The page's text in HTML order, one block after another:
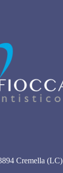
Cremella (LC)